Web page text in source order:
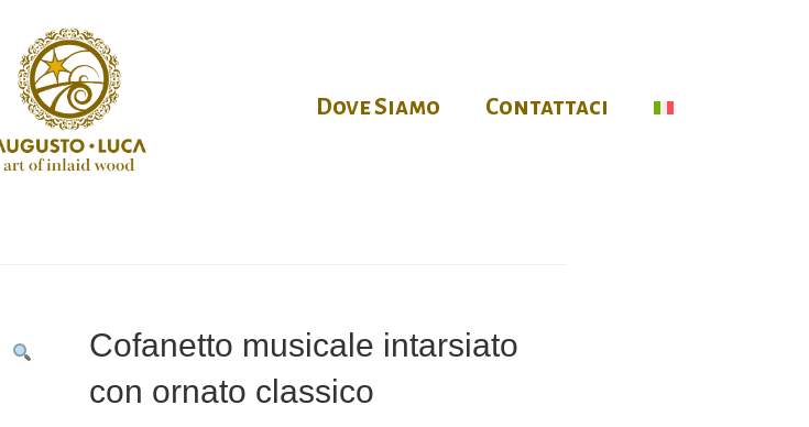
Dove Siamo Contattaci
Cofanetto musicale intarsiato
con ornato classico